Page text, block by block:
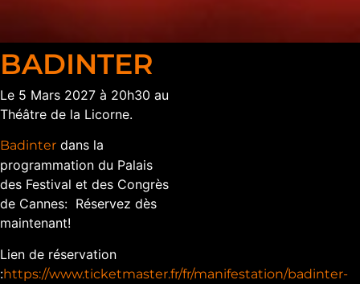
BADINTER
Le 5 Mars 2027 à 20h30 au
Théâtre de la Licorne.
Badinter dans la
programmation du Palais
des Festival et des Congrès
de Cannes: Réservez dès
maintenant!
Lien de réservation
:https://www.ticketmaster.fr/fr/manifestation/badinter-